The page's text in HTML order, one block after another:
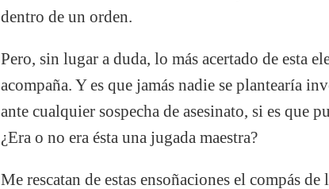
dentro de un orden.
Pero, sin lugar a duda, lo más acertado de esta
acompaña. Y es que jamás nadie se plantearía
ante cualquier sospecha de asesinato, si es que
¿Era o no era ésta una jugada maestra?
Me rescatan de estas ensoñaciones el compás